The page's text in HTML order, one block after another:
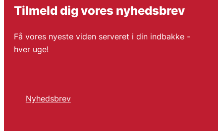
Tilmeld dig vores nyhedsbrev
Få vores nyeste viden serveret i din indbakke -
hver uge!
Nyhedsbrev